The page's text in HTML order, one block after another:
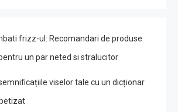
frizz-ul: Recomandari de produse
un par neted si stralucitor
viselor tale cu un dicționar